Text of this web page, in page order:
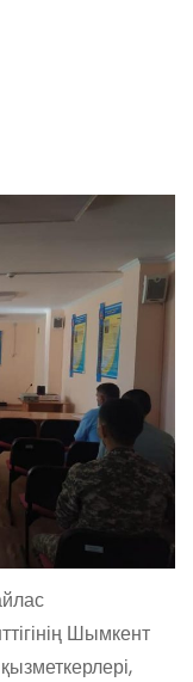
Шымкент